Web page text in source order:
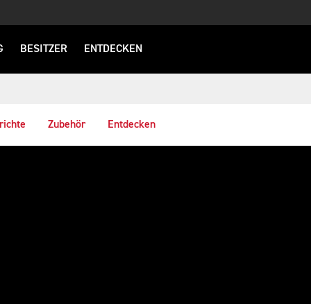
BESITZER ENTDECKEN
Zubehör Entdecken